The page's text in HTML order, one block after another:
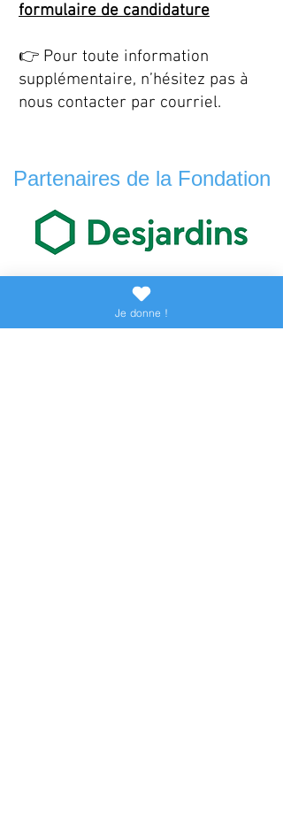
formulaire de candidature
👉 Pour toute information
supplémentaire, n’hésitez pas à
nous contacter par courriel.
Partenaires de la Fondation
Je donne !
Je donne !